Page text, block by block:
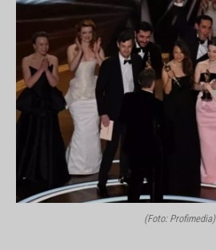
(Foto: Profimedia)